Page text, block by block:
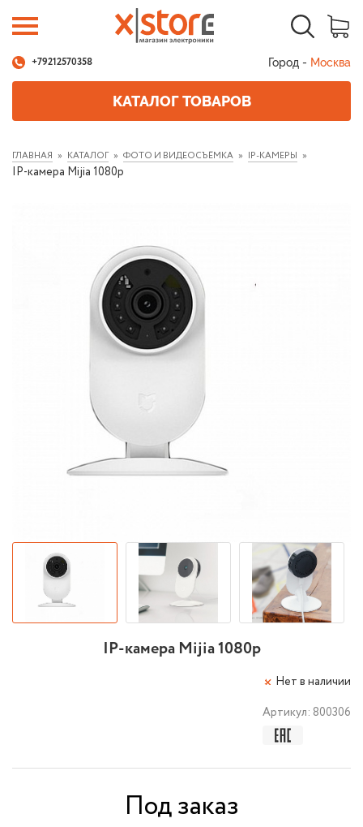
+79212570358 Город - Москва
КАТАЛОГ ТОВАРОВ
ГЛАВНАЯ КАТАЛОГ ФОТО И ВИДЕОСЪЁМКА IP-КАМЕРЫ
IP-камера Mijia 1080p
IP-камера Mijia 1080p
Нет в наличии
Артикул: 800306
Под заказ